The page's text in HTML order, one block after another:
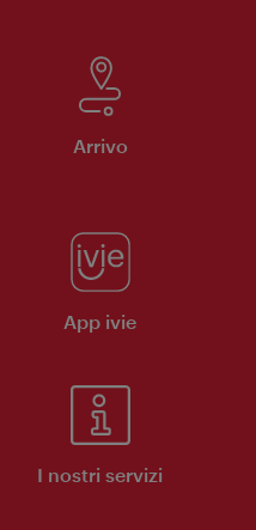
Arrivo
App ivie
I nostri servizi